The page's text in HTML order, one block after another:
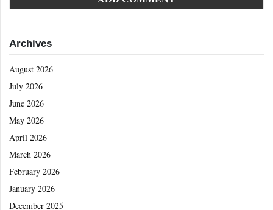
Archives
August 2026
July 2026
June 2026
May 2026
April 2026
March 2026
February 2026
January 2026
December 2025